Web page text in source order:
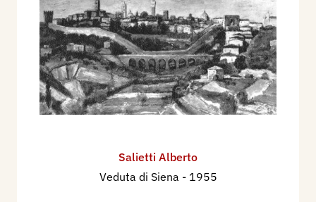
Salietti Alberto
Veduta di Siena - 1955